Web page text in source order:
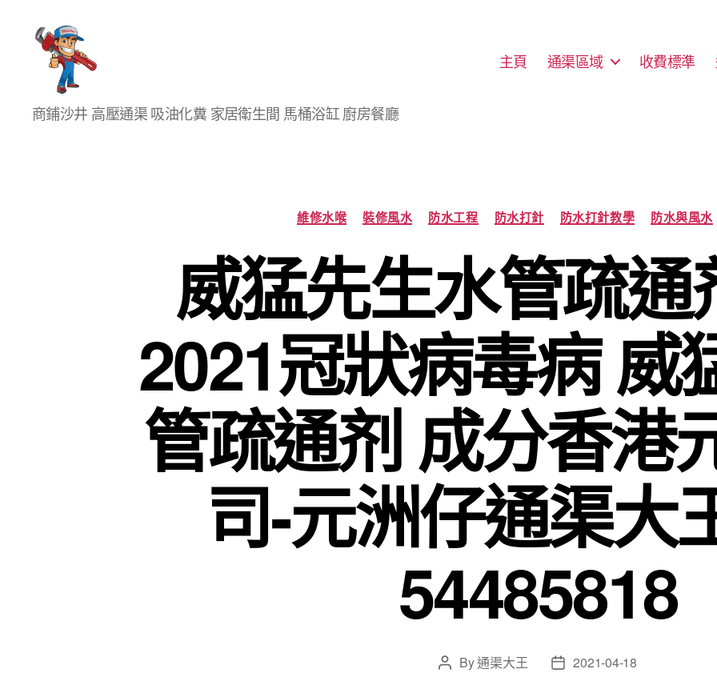
香
港
商鋪沙井 高壓通渠 吸油化糞 家居衛生間 馬桶浴缸 廚房餐廳
主頁 通渠區域 收費標準
Categories
維修水喉 裝修風水 防水工程 防水打針 防水打針教學 防水與風水
威猛先生水管疏通
2021冠狀病毒病 威
管疏通剂 成分香港
司-元洲仔通渠大
54485818
PostBy通渠大王
Post2021-04-18